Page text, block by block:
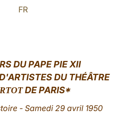
中文
FR
DU PAPE PIE XII
DU THÉÂTRE
DE PARIS*
- Samedi 29 avril 1950